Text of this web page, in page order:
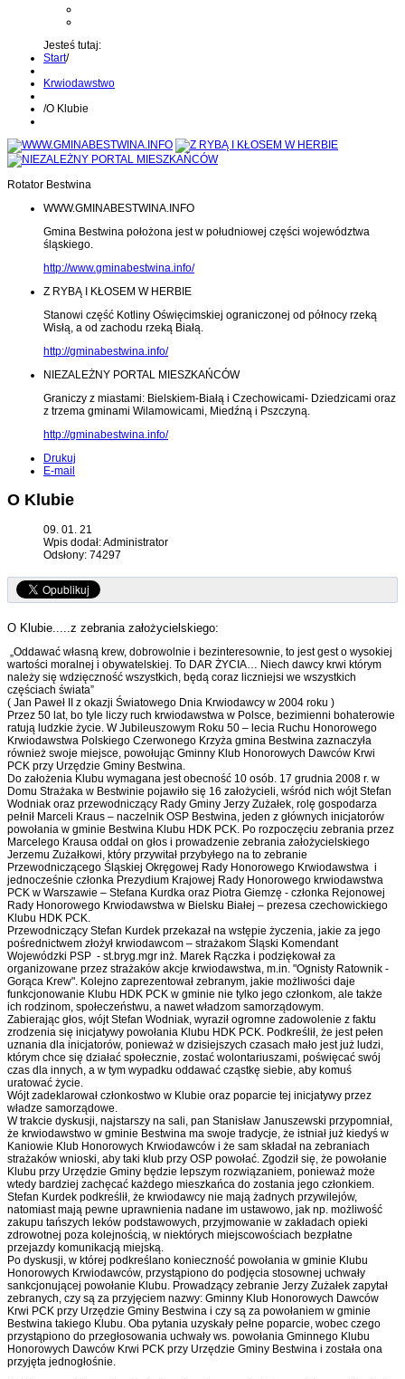
Jesteś tutaj:
Start/
Krwiodawstwo
/O Klubie
Rotator Bestwina
WWW.GMINABESTWINA.INFO
Gmina Bestwina położona jest w południowej części województwa
śląskiego.
http://www.gminabestwina.info/
Z RYBĄ I KŁOSEM W HERBIE
Stanowi część Kotliny Oświęcimskiej ograniczonej od północy rzeką
Wisłą, a od zachodu rzeką Białą.
http://gminabestwina.info/
NIEZALEŻNY PORTAL MIESZKAŃCÓW
Graniczy z miastami: Bielskiem-Białą i Czechowicami- Dziedzicami oraz
z trzema gminami Wilamowicami, Miedźną i Pszczyną.
http://gminabestwina.info/
Drukuj
E-mail
O Klubie
09. 01. 21
Wpis dodał: Administrator
Odsłony: 74297
O Klubie.....z zebrania założycielskiego:
„Oddawać własną krew, dobrowolnie i bezinteresownie, to jest gest o wysokiej
wartości moralnej i obywatelskiej. To DAR ŻYCIA… Niech dawcy krwi którym
należy się wdzięczność wszystkich, będą coraz liczniejsi we wszystkich
częściach świata”
( Jan Paweł II z okazji Światowego Dnia Krwiodawcy w 2004 roku )
Przez 50 lat, bo tyle liczy ruch krwiodawstwa w Polsce, bezimienni bohaterowie
ratują ludzkie życie. W Jubileuszowym Roku 50 – lecia Ruchu Honorowego
Krwiodawstwa Polskiego Czerwonego Krzyża gmina Bestwina zaznaczyła
również swoje miejsce, powołując Gminny Klub Honorowych Dawców Krwi
PCK przy Urzędzie Gminy Bestwina.
Do założenia Klubu wymagana jest obecność 10 osób. 17 grudnia 2008 r. w
Domu Strażaka w Bestwinie pojawiło się 16 założycieli, wśród nich wójt Stefan
Wodniak oraz przewodniczący Rady Gminy Jerzy Zużałek, rolę gospodarza
pełnił Marceli Kraus – naczelnik OSP Bestwina, jeden z głównych inicjatorów
powołania w gminie Bestwina Klubu HDK PCK. Po rozpoczęciu zebrania przez
Marcelego Krausa oddał on głos i prowadzenie zebrania założycielskiego
Jerzemu Zużałkowi, który przywitał przybyłego na to zebranie
Przewodniczącego Śląskiej Okręgowej Rady Honorowego Krwiodawstwa i
jednocześnie członka Prezydium Krajowej Rady Honorowego krwiodawstwa
PCK w Warszawie – Stefana Kurdka oraz Piotra Giemzę - członka Rejonowej
Rady Honorowego Krwiodawstwa w Bielsku Białej – prezesa czechowickiego
Klubu HDK PCK.
Przewodniczący Stefan Kurdek przekazał na wstępie życzenia, jakie za jego
pośrednictwem złożył krwiodawcom – strażakom Śląski Komendant
Wojewódzki PSP - st.bryg.mgr inż. Marek Rączka i podziękował za
organizowane przez strażaków akcje krwiodawstwa, m.in. "Ognisty Ratownik -
Gorąca Krew". Kolejno zaprezentował zebranym, jakie możliwości daje
funkcjonowanie Klubu HDK PCK w gminie nie tylko jego członkom, ale także
ich rodzinom, społeczeństwu, a nawet władzom samorządowym.
Zabierając głos, wójt Stefan Wodniak, wyraził ogromne zadowolenie z faktu
zrodzenia się inicjatywy powołania Klubu HDK PCK. Podkreślił, że jest pełen
uznania dla inicjatorów, ponieważ w dzisiejszych czasach mało jest już ludzi,
którym chce się działać społecznie, zostać wolontariuszami, poświęcać swój
czas dla innych, a w tym wypadku oddawać cząstkę siebie, aby komuś
uratować życie.
Wójt zadeklarował członkostwo w Klubie oraz poparcie tej inicjatywy przez
władze samorządowe.
W trakcie dyskusji, najstarszy na sali, pan Stanisław Januszewski przypomniał,
że krwiodawstwo w gminie Bestwina ma swoje tradycje, że istniał już kiedyś w
Kaniowie Klub Honorowych Krwiodawców i że sam składał na zebraniach
strażaków wnioski, aby taki klub przy OSP powołać. Zgodził się, że powołanie
Klubu przy Urzędzie Gminy będzie lepszym rozwiązaniem, ponieważ może
wtedy bardziej zachęcać każdego mieszkańca do zostania jego członkiem.
Stefan Kurdek podkreślił, że krwiodawcy nie mają żadnych przywilejów,
natomiast mają pewne uprawnienia nadane im ustawowo, jak np. możliwość
zakupu tańszych leków podstawowych, przyjmowanie w zakładach opieki
zdrowotnej poza kolejnością, w niektórych miejscowościach bezpłatne
przejazdy komunikacją miejską.
Po dyskusji, w której podkreślano konieczność powołania w gminie Klubu
Honorowych Krwiodawców, przystąpiono do podjęcia stosownej uchwały
sankcjonującej powołanie Klubu. Prowadzący zebranie Jerzy Zużałek zapytał
zebranych, czy są za przyjęciem nazwy: Gminny Klub Honorowych Dawców
Krwi PCK przy Urzędzie Gminy Bestwina i czy są za powołaniem w gminie
Bestwina takiego Klubu. Oba pytania uzyskały pełne poparcie, wobec czego
przystąpiono do przegłosowania uchwały ws. powołania Gminnego Klubu
Honorowych Dawców Krwi PCK przy Urzędzie Gminy Bestwina i została ona
przyjęta jednogłośnie.